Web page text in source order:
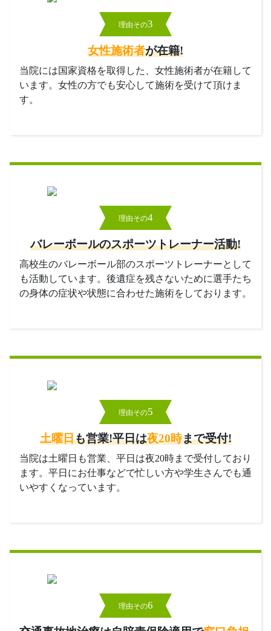
理由その3
女性施術者が在籍!
当院には国家資格を取得した、女性施術者が在籍して
います。女性の方でも安心して施術を受けて頂けま
す。
理由その4
バレーボールのスポーツトレーナー活動!
高校生のバレーボール部のスポーツトレーナーとして
も活動しています。後遺症を残さないために選手たち
の身体の症状や状態に合わせた施術をしております。
理由その5
土曜日も営業!平日は夜20時まで受付!
当院は土曜日も営業、平日は夜20時まで受付しており
ます。平日にお仕事などで忙しい方や学生さんでも通
いやすくなっています。
理由その6